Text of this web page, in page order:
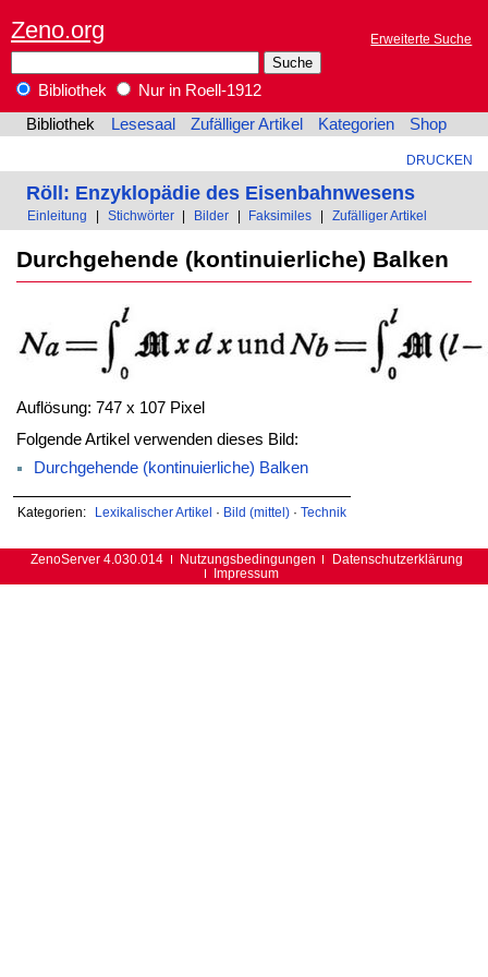
Zeno.org Erweiterte Suche
Bibliothek
Nur in Roell-1912
Bibliothek
Lesesaal Zufälliger Artikel Kategorien Shop
DRUCKEN
Röll: Enzyklopädie des Eisenbahnwesens
Einleitung Stichwörter Bilder Faksimiles Zufälliger Artikel
Durchgehende (kontinuierliche) Balken
Auflösung: 747 x 107 Pixel
Folgende Artikel verwenden dieses Bild:
Durchgehende (kontinuierliche) Balken
Kategorien: Lexikalischer Artikel · Bild (mittel)· Technik
ZenoServer 4.030.014 Nutzungsbedingungen
Datenschutzerklärung
Impressum